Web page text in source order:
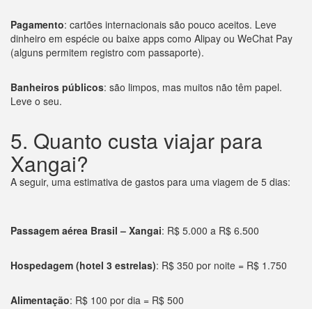
Pagamento: cartões internacionais são pouco aceitos. Leve
dinheiro em espécie ou baixe apps como Alipay ou WeChat Pay
(alguns permitem registro com passaporte).
Banheiros públicos: são limpos, mas muitos não têm papel.
Leve o seu.
5. Quanto custa viajar para
Xangai?
A seguir, uma estimativa de gastos para uma viagem de 5 dias:
Passagem aérea Brasil – Xangai: R$ 5.000 a R$ 6.500
Hospedagem (hotel 3 estrelas): R$ 350 por noite = R$ 1.750
Alimentação: R$ 100 por dia = R$ 500